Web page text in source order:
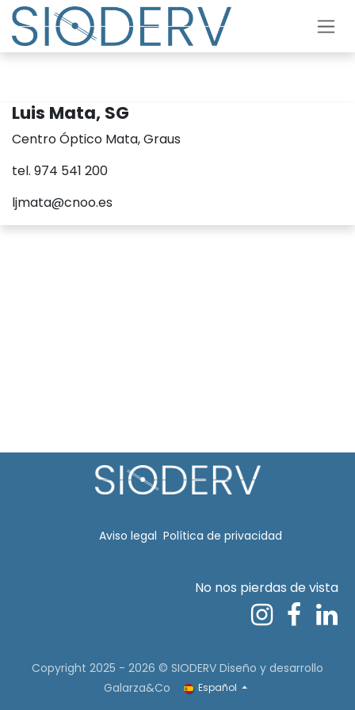
Ir al contenido
Luis Mata, SG
Centro Óptico Mata, Graus
tel. 974 541 200
ljmata@cnoo.es
Aviso legal​ Política de privacidad
No nos pierdas de vista
Copyright 2025 - 2026 © SIODERV Diseño y desarrollo
Galarza&Co
Español